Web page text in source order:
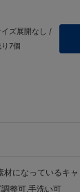
イズ展開なし /
7個
材になっているキ
整可,手洗い可